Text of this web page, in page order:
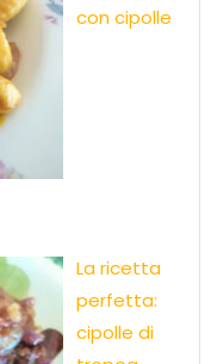
con cipolle
La ricetta
perfetta:
cipolle di